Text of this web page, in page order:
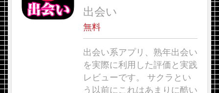
出会い
無料
出会い系アプリ、熟年出会い
を実際に利用した評価と実践
レビューです。 サクラとい
う以前にこれはあまりに酷い